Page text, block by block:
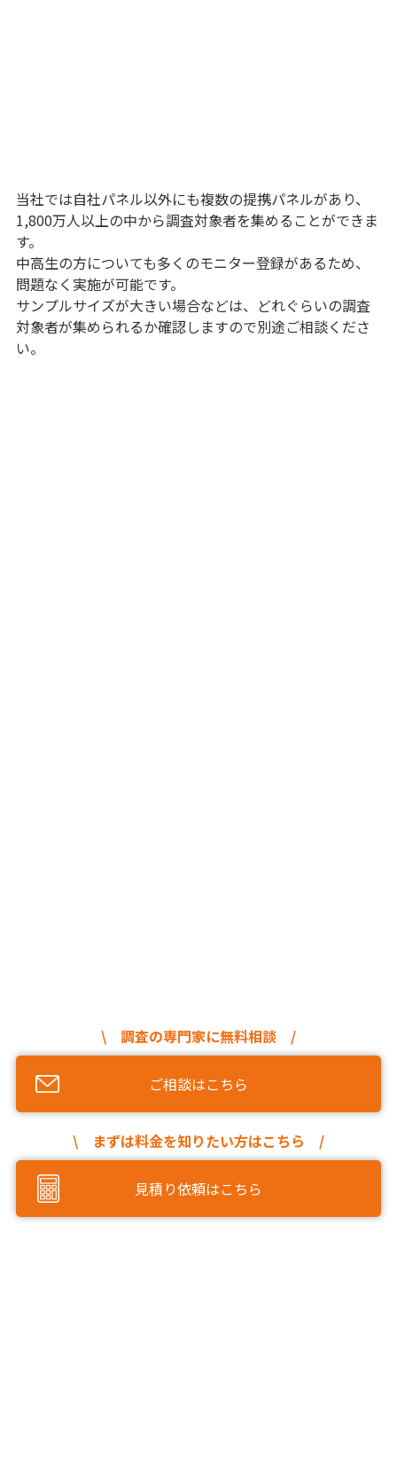
当社では自社パネル以外にも複数の提携パネルがあり、
1,800万人以上の中から調査対象者を集めることができま
す。
中高生の方についても多くのモニター登録があるため、
問題なく実施が可能です。
サンプルサイズが大きい場合などは、どれぐらいの調査
対象者が集められるか確認しますので別途ご相談くださ
い。
\ 調査の専門家に無料相談 /
ご相談はこちら
\ まずは料金を知りたい方はこちら /
見積り依頼はこちら